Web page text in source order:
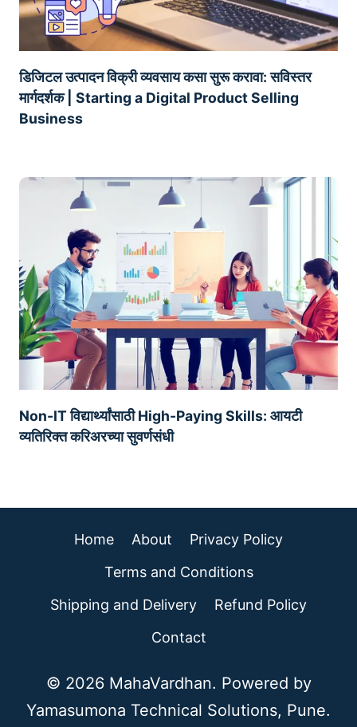
डिजिटल उत्पादन विक्री व्यवसाय कसा सुरू करावा: सविस्तर
मार्गदर्शक | Starting a Digital Product Selling
Business
Non-IT विद्यार्थ्यांसाठी High-Paying Skills: आयटी
व्यतिरिक्त करिअरच्या सुवर्णसंधी
Home About
Privacy Policy
Terms and Conditions
Shipping and Delivery
Refund Policy
Contact
© 2026 MahaVardhan. Powered by
Yamasumona Technical Solutions, Pune.